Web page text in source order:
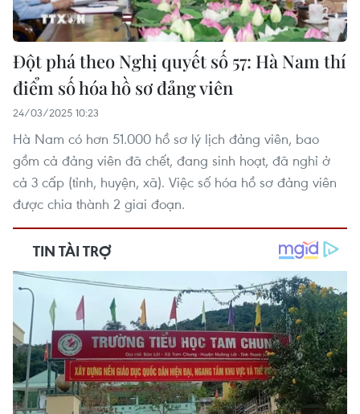
Đột phá theo Nghị quyết số 57: Hà Nam thí
điểm số hóa hồ sơ đảng viên
24/03/2025 10:23
Hà Nam có hơn 51.000 hồ sơ lý lịch đảng viên, bao
gồm cả đảng viên đã chết, đang sinh hoạt, đã nghỉ ở
cả 3 cấp (tỉnh, huyện, xã). Việc số hóa hồ sơ đảng viên
được chia thành 2 giai đoạn.